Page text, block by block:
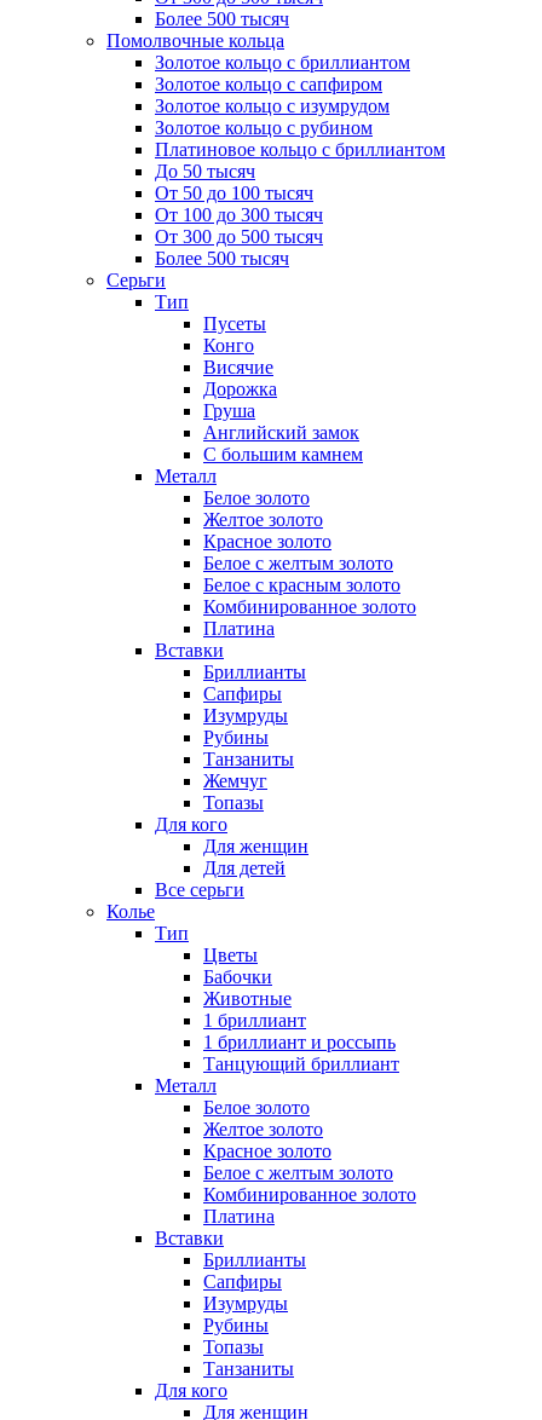
Более 500 тысяч
Помолвочные кольца
Золотое кольцо с бриллиантом
Золотое кольцо с сапфиром
Золотое кольцо с изумрудом
Золотое кольцо с рубином
Платиновое кольцо с бриллиантом
До 50 тысяч
От 50 до 100 тысяч
От 100 до 300 тысяч
От 300 до 500 тысяч
Более 500 тысяч
Серьги
Тип
Пусеты
Конго
Висячие
Дорожка
Груша
Английский замок
С большим камнем
Металл
Белое золото
Желтое золото
Красное золото
Белое с желтым золото
Белое с красным золото
Комбинированное золото
Платина
Вставки
Бриллианты
Сапфиры
Изумруды
Рубины
Танзаниты
Жемчуг
Топазы
Для кого
Для женщин
Для детей
Все серьги
Колье
Тип
Цветы
Бабочки
Животные
1 бриллиант
1 бриллиант и россыпь
Танцующий бриллиант
Металл
Белое золото
Желтое золото
Красное золото
Белое с желтым золото
Комбинированное золото
Платина
Вставки
Бриллианты
Сапфиры
Изумруды
Рубины
Топазы
Танзаниты
Для кого
Для женщин